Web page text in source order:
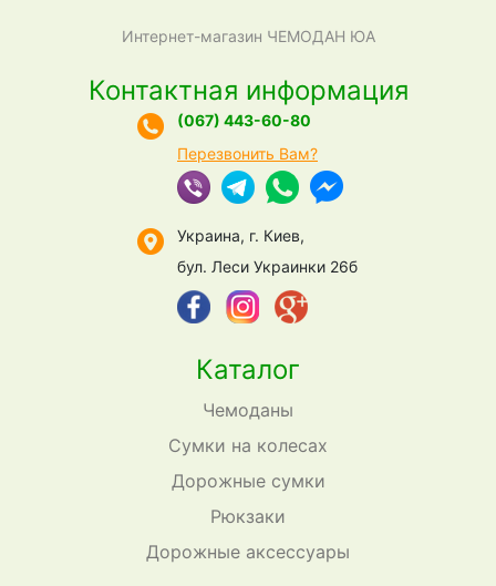
Интернет-магазин ЧЕМОДАН ЮА
Каталог
Чемоданы
Сумки на колесах
Дорожные сумки
Рюкзаки
Дорожные аксессуары
Контактная информация
(067) 443-60-80
Перезвонить Вам?
Украина, г. Киев,
бул. Леси Украинки 26б